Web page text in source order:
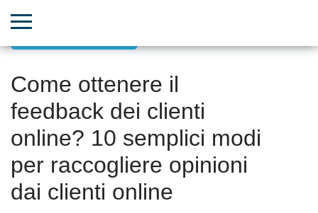
Come ottenere il
feedback dei clienti
online? 10 semplici modi
per raccogliere opinioni
dai clienti online